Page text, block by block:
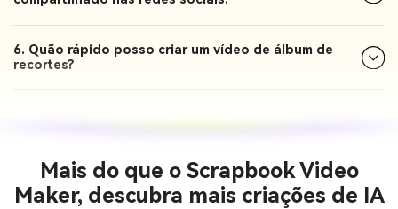
6. Quão rápido posso criar um vídeo de álbum de
recortes?
Mais do que o Scrapbook Video
Maker, descubra mais criações de IA